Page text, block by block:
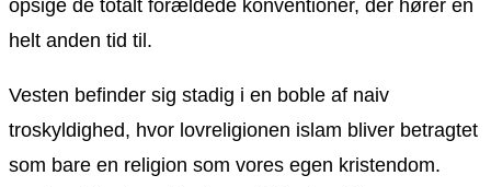
opsige de totalt forældede konventioner, der hører en
helt anden tid til.
Vesten befinder sig stadig i en boble af naiv
troskyldighed, hvor lovreligionen islam bliver betragtet
som bare en religion som vores egen kristendom.